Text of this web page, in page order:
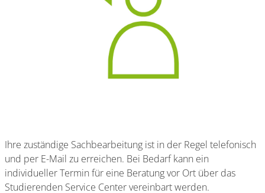
Ihre zuständige Sachbearbeitung ist in der Regel telefonisch
und per E-Mail zu erreichen. Bei Bedarf kann ein
individueller Termin für eine Beratung vor Ort über das
Studierenden Service Center vereinbart werden.